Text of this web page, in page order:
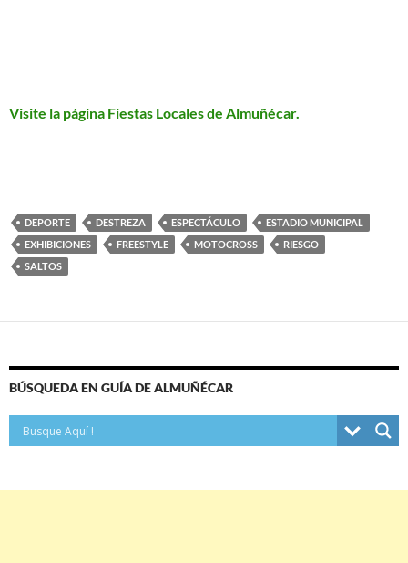
Visite la página Fiestas Locales de Almuñécar.
DEPORTE DESTREZA ESPECTÁCULO
ESTADIO MUNICIPAL
EXHIBICIONES
FREESTYLE MOTOCROSS
RIESGO
SALTOS
BÚSQUEDA EN GUÍA DE ALMUÑÉCAR